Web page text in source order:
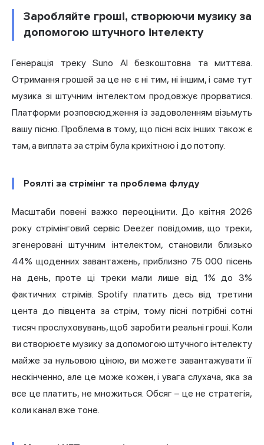
Заробляйте гроші, створюючи музику за
допомогою штучного інтелекту
Генерація треку Suno AI безкоштовна та миттєва.
Отримання грошей за це не є ні тим, ні іншим, і саме тут
музика зі штучним інтелектом продовжує прорватися.
Платформи розповсюдження із задоволенням візьмуть
вашу пісню. Проблема в тому, що пісні всіх інших також є
там, а виплата за стрім була крихітною і до потопу.
Роялті за стрімінг та проблема флуду
Масштаби повені важко переоцінити. До квітня 2026
року стрімінговий сервіс Deezer повідомив, що треки,
згенеровані штучним інтелектом, становили близько
44% щоденних завантажень, приблизно 75 000 пісень
на день, проте ці треки мали лише від 1% до 3%
фактичних стрімів. Spotify платить десь від третини
цента до півцента за стрім, тому пісні потрібні сотні
тисяч прослуховувань, щоб заробити реальні гроші. Коли
ви створюєте музику за допомогою штучного інтелекту
майже за нульовою ціною, ви можете завантажувати її
нескінченно, але це може кожен, і увага слухача, яка за
все це платить, не множиться. Обсяг – це не стратегія,
коли канал вже тоне.